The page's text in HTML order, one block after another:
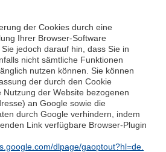
der Cookies durch eine
Ihrer Browser-Software
jedoch darauf hin, dass Sie in
nicht sämtliche Funktionen
nutzen können. Sie können
der durch den Cookie
der Website bezogenen
an Google sowie die
durch Google verhindern, indem
Link verfügbare Browser-Plugin
dlpage/gaoptout?hl=de.